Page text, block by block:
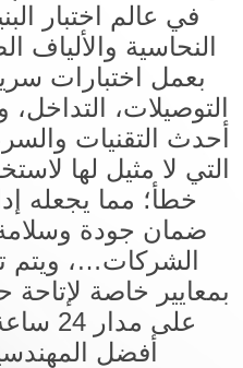
في عالم اختبار
النحاسية والألياف
بعمل اختبارات
التوصيلات،
أحدث التقنيات
التي لا مثيل لها
خطأ؛ مما يجعله
ضمان جودة
الشركات…، ويتم
بمعايير خاصة
على
أفضل